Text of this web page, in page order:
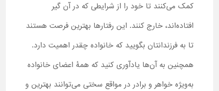
کمک می‌کنند تا خود را از شرایطی که در آن‌ گیر
افتاده‌اند، خارج کنند. این رفتارها بهترین فرصت هستند
تا به فرزندانتان بگویید که خانواده چقدر اهمیت دارد.
همچنین به آن‌ها یادآوری کنید که همۀ اعضای خانواده
به‌ویژه خواهر و برادر در مواقع سختی می‌‌توانند بهترین و